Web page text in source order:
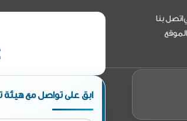
اتصل بنا
ابق على تواصل مع هيئة